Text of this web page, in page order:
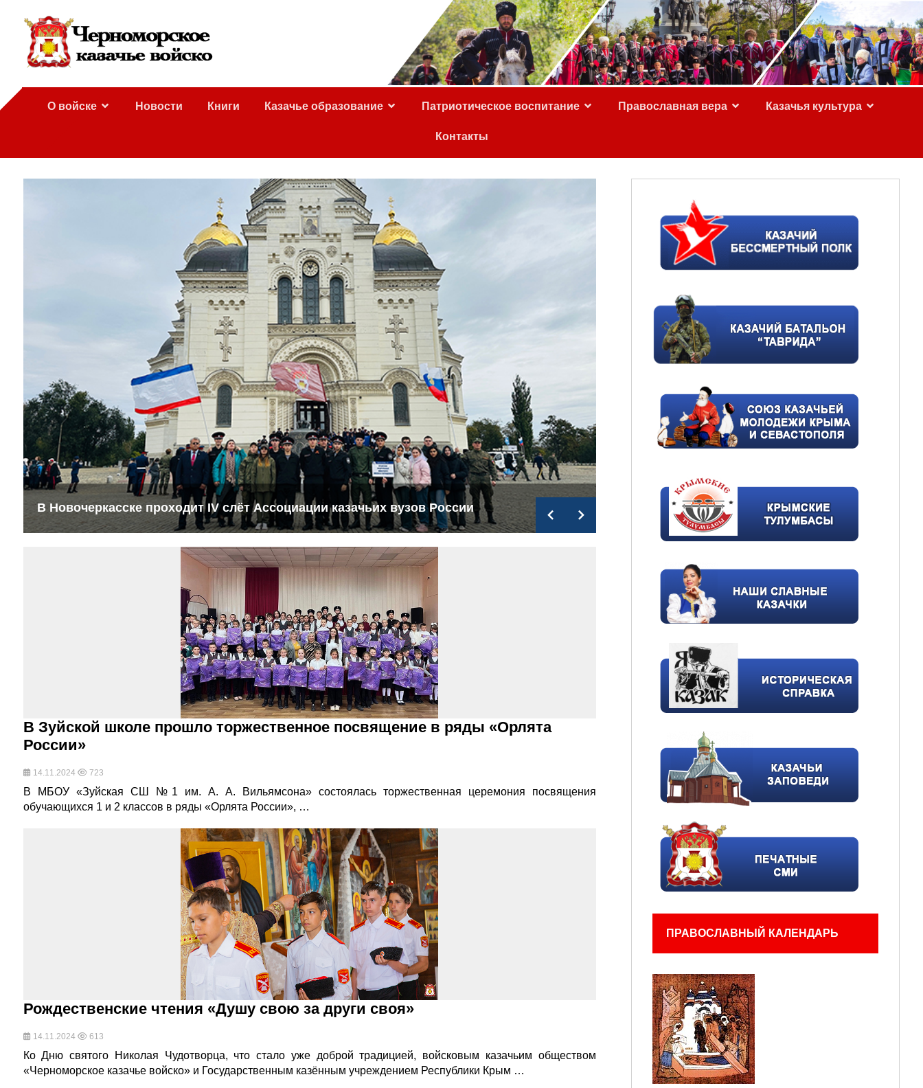
О войске Новости Книги Казачье образование Патриотическое воспитание Православная вера Казачья культура
Контакты
В Новочеркасске проходит IV слёт Ассоциации казачьих вузов России Праздник милосердия и добра
В Зуйской школе прошло торжественное посвящение в ряды «Орлята
России»
14.11.2024 723
В МБОУ «Зуйская СШ №1 им. А. А. Вильямсона» состоялась торжественная церемония посвящения
обучающихся 1 и 2 классов в ряды «Орлята России», …
Рождественские чтения «Душу свою за други своя»
14.11.2024 613
Ко Дню святого Николая Чудотворца, что стало уже доброй традицией, войсковым казачьим обществом
«Черноморское казачье войско» и Государственным казённым учреждением Республики Крым …
ПРАВОСЛАВНЫЙ КАЛЕНДАРЬ